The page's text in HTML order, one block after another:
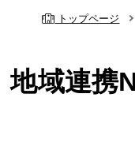
トップページ
地域連携